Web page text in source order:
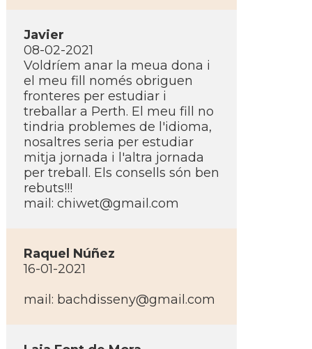
Javier
08-02-2021
Voldríem anar la meua dona i
el meu fill només obriguen
fronteres per estudiar i
treballar a Perth. El meu fill no
tindria problemes de l'idioma,
nosaltres seria per estudiar
mitja jornada i l'altra jornada
per treball. Els consells són ben
rebuts!!!
mail: chiwet@gmail.com
Raquel Núñez
16-01-2021
mail: bachdisseny@gmail.com